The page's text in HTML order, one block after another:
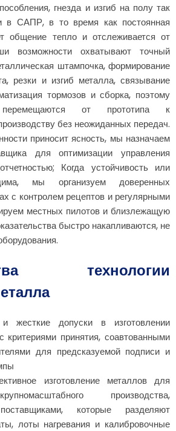
гнезда и изгиб на полу так
в САПР, в то время как постоянная
общение тепло и отслеживается от
возможности охватывают точный
штампочка, формирование
резки и изгиб металла, связывание
тормозов и сборка, поэтому
от прототипа к
без неожиданных передач.
приносит ясность, мы назначаем
для оптимизации управления
Когда устойчивость или
мы организуем доверенных
с контролем рецептов и регулярными
местных пилотов и близлежащую
быстро накапливаются, не
технологии
жесткие допуски в изготовлении
критериями принятия, соавтованными
для предсказуемой подписи и
изготовление металлов для
производства,
которые разделяют
лоты нагревания и калибровочные